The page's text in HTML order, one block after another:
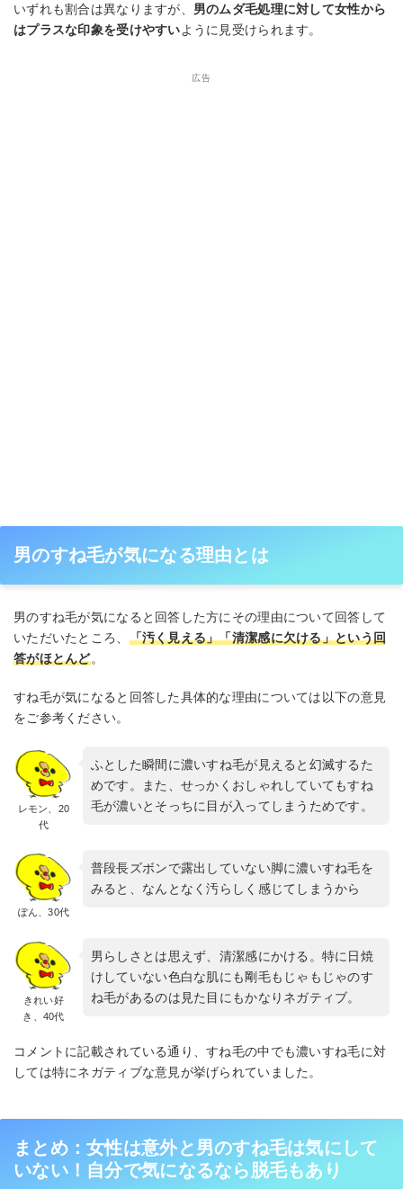
いずれも割合は異なりますが、 男のムダ毛処理に対して女性から
はプラスな印象を受けやすいように見受けられます。
広告
男のすね毛が気になる理由とは
男のすね毛が気になると回答した方にその理由について回答して
いただいたところ、 「汚く見える」「清潔感に欠ける」という回
答がほとんど。
すね毛が気になると回答した具体的な理由については以下の意見
をご参考ください。
レモン、20
代
ふとした瞬間に濃いすね毛が見えると幻滅するた
めです。また、せっかくおしゃれしていてもすね
毛が濃いとそっちに目が入ってしまうためです。
ぽん、30代
普段長ズボンで露出していない脚に濃いすね毛を
みると、なんとなく汚らしく感じてしまうから
きれい好
き、40代
男らしさとは思えず、清潔感にかける。特に日焼
けしていない色白な肌にも剛毛もじゃもじゃのす
ね毛があるのは見た目にもかなりネガティブ。
コメントに記載されている通り、すね毛の中でも濃いすね毛に対
しては特にネガティブな意見が挙げられていました。
まとめ：女性は意外と男のすね毛は気にして
いない！自分で気になるなら脱毛もあり